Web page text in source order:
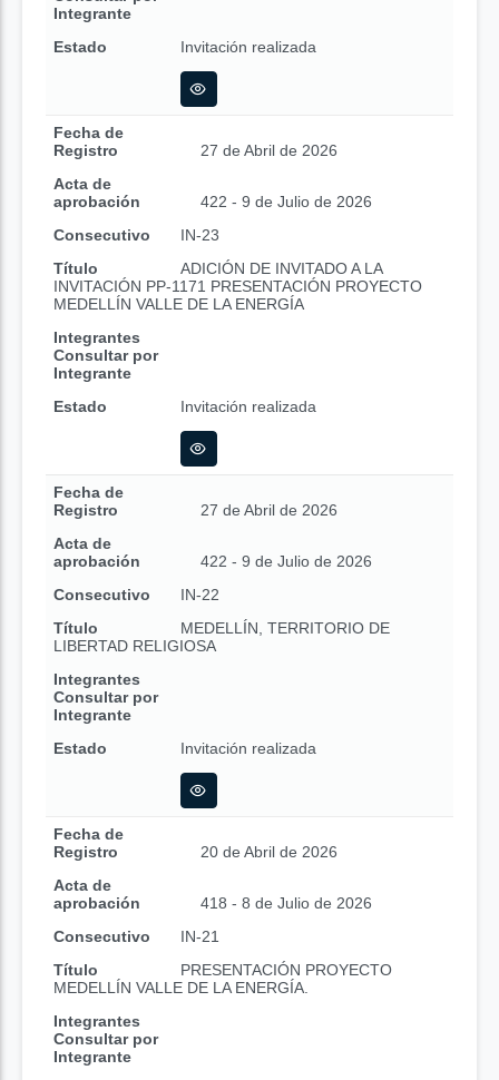
Integrante
Estado
Invitación realizada
Fecha de
Registro
27 de Abril de 2026
Acta de
aprobación
422 - 9 de Julio de 2026
Consecutivo
IN-23
Título
ADICIÓN DE INVITADO A LA
INVITACIÓN PP-1171 PRESENTACIÓN PROYECTO
MEDELLÍN VALLE DE LA ENERGÍA
Integrantes
Consultar por
Integrante
Estado
Invitación realizada
Fecha de
Registro
27 de Abril de 2026
Acta de
aprobación
422 - 9 de Julio de 2026
Consecutivo
IN-22
Título
MEDELLÍN, TERRITORIO DE
LIBERTAD RELIGIOSA
Integrantes
Consultar por
Integrante
Estado
Invitación realizada
Fecha de
Registro
20 de Abril de 2026
Acta de
aprobación
418 - 8 de Julio de 2026
Consecutivo
IN-21
Título
PRESENTACIÓN PROYECTO
MEDELLÍN VALLE DE LA ENERGÍA.
Integrantes
Consultar por
Integrante